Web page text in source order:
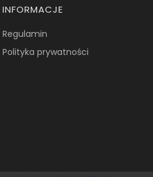
INFORMACJE
Regulamin
Polityka prywatności